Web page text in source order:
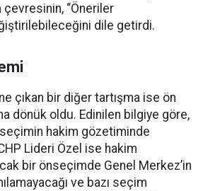
çevresinin, “Öneriler
dile getirdi.
çıkan bir diğer tartışma ise ön
dönük oldu. Edinilen bilgiye göre,
hakim gözetiminde
Lideri Özel ise hakim
bir önseçimde Genel Merkez’in
ve bazı seçim